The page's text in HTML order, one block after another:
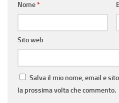
Nome*
Sito web
Salva il mio nome, email e
la prossima volta che commento.